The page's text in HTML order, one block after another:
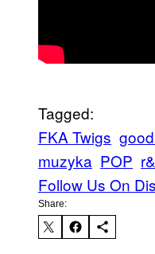
Tagged:
FKA Twigs
muzyka POP
Follow Us On
Share: